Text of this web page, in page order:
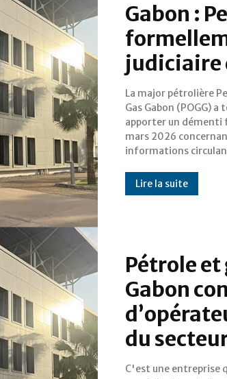
Gabon :
judiciaire
La major pétrolière
Gas Gabon (POGG) a
apporter un démenti
mars 2026
informations
l'espace
communiqué officiel,
historique du bassin
gabonais a balayé d'un
Lire la suite
Pétrole et
Gabon
du
C'est une entreprise
barils équivalent